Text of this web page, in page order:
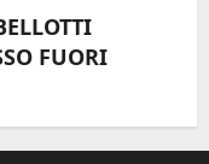
FUORI